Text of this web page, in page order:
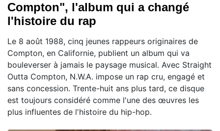
Compton", l'album qui a changé
l'histoire du rap
Le 8 août 1988, cinq jeunes rappeurs originaires de
Compton, en Californie, publient un album qui va
bouleverser à jamais le paysage musical. Avec Straight
Outta Compton, N.W.A. impose un rap cru, engagé et
sans concession. Trente-huit ans plus tard, ce disque
est toujours considéré comme l'une des œuvres les
plus influentes de l'histoire du hip-hop.